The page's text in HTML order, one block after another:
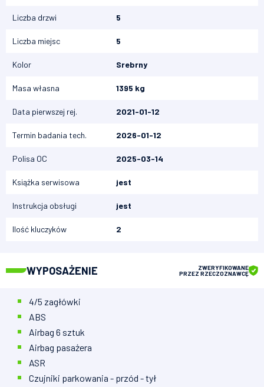
Liczba drzwi 5
Liczba miejsc 5
Kolor Srebrny
Masa własna 1395 kg
Data pierwszej rej. 2021-01-12
Termin badania tech. 2026-01-12
Polisa OC 2025-03-14
Książka serwisowa jest
Instrukcja obsługi jest
Ilość kluczyków 2
WYPOSAŻENIE
ZWERYFIKOWANE
PRZEZ RZECZOZNAWCĘ
4/5 zagłówki
ABS
Airbag 6 sztuk
Airbag pasażera
ASR
Czujniki parkowania - przód - tył